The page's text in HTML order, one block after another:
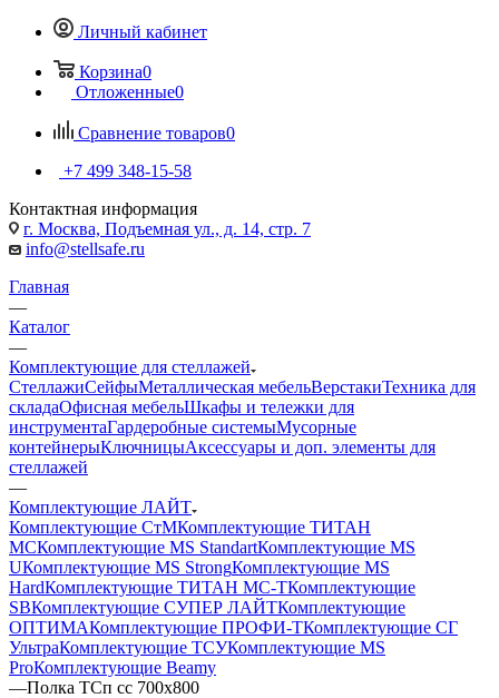
Личный кабинет
Корзина0
Отложенные0
Сравнение товаров0
+7 499 348-15-58
Контактная информация
г. Москва, Подъемная ул., д. 14, стр. 7
info@stellsafe.ru
Главная
—
Каталог
—
Комплектующие для стеллажей
СтеллажиСейфыМеталлическая мебельВерстакиТехника для
складаОфисная мебельШкафы и тележки для
инструментаГардеробные системыМусорные
контейнерыКлючницыАксессуары и доп. элементы для
стеллажей
—
Комплектующие ЛАЙТ
Комплектующие СтМКомплектующие ТИТАН
МСКомплектующие MS StandartКомплектующие MS
UКомплектующие MS StrongКомплектующие MS
HardКомплектующие ТИТАН МС-ТКомплектующие
SBКомплектующие СУПЕР ЛАЙТКомплектующие
ОПТИМАКомплектующие ПРОФИ-ТКомплектующие СГ
УльтраКомплектующие ТСУКомплектующие MS
ProКомплектующие Beamy
—Полка ТСп сс 700х800